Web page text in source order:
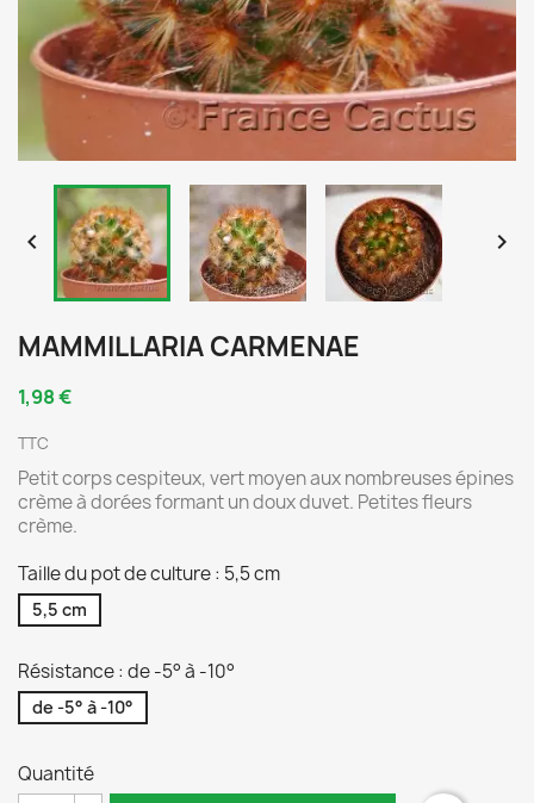
 
MAMMILLARIA CARMENAE
1,98 €
TTC
Petit corps cespiteux, vert moyen aux nombreuses épines
crème à dorées formant un doux duvet. Petites fleurs
crème.
Taille du pot de culture : 5,5 cm
5,5 cm
Résistance : de -5° à -10°
de -5° à -10°
Quantité